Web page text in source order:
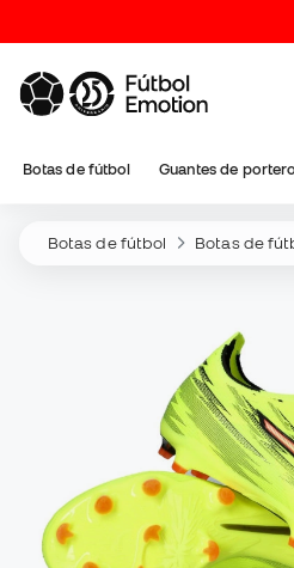
Botas de fútbol Guantes de portero
Botas de fútbol Botas de